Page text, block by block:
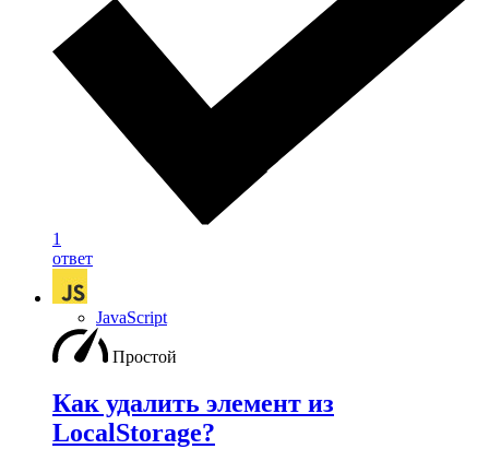
1
ответ
JavaScript
Простой
Как удалить элемент из
LocalStorage?